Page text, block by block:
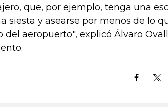
que, por ejemplo, tenga una
siesta y asearse por menos de lo
del aeropuerto", explicó Álvaro